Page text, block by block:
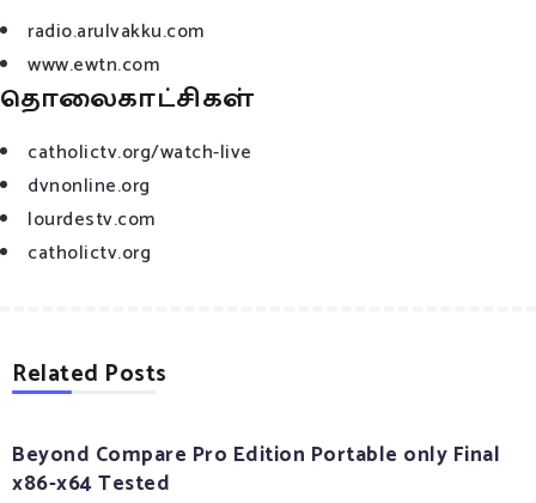
radio.arulvakku.com
www.ewtn.com
தொலைகாட்சிகள்
catholictv.org/watch-live
dvnonline.org
lourdestv.com
catholictv.org
Related Posts
Beyond Compare Pro Edition Portable only Final
x86-x64 Tested